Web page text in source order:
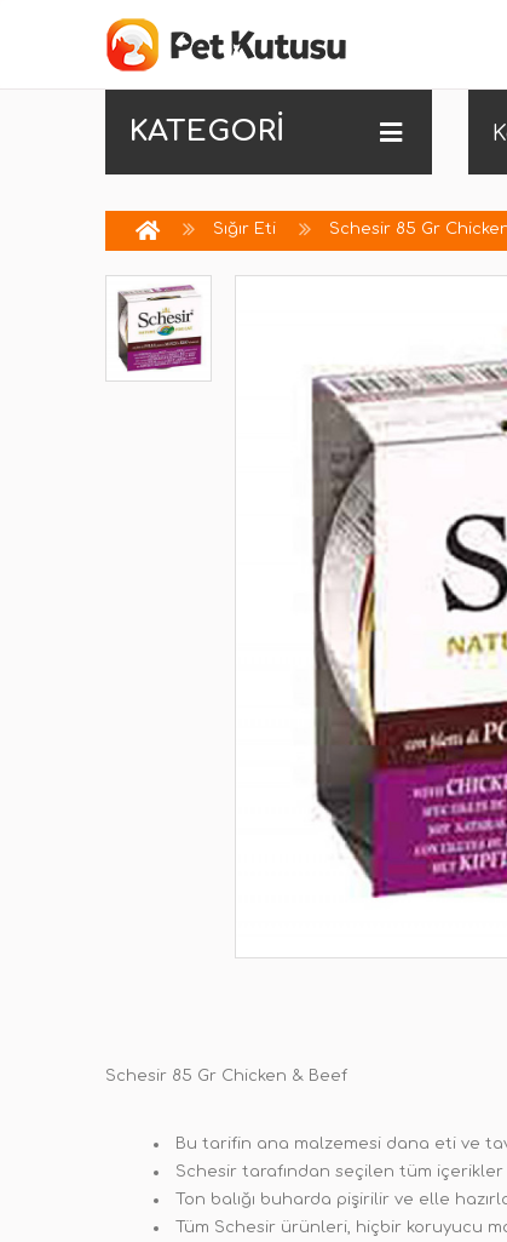
KATEGORİ
Sığır Eti Schesir 85 Gr
Schesir 85 Gr Chicken & Beef
Bu tarifin ana malzemesi dana eti ve
Schesir tarafından seçilen tüm içerikler
Ton balığı buharda pişirilir ve elle
Tüm Schesir ürünleri, hiçbir koruyucu